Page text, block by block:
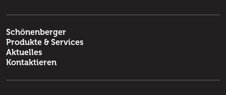
Schönenberger
Produkte & Services
Aktuelles
Kontaktieren